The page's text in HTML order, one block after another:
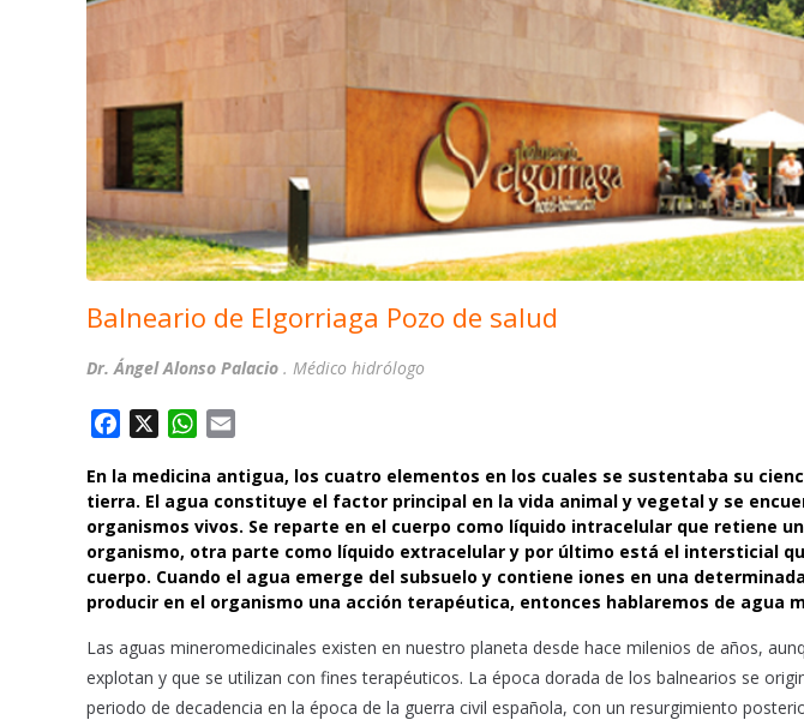
Balneario de Elgorriaga Pozo de salud
Dr. Ángel Alonso Palacio . Médico hidrólogo
c
e
b
o
o
W
a
t
s
A
p
a
i
l
En la medicina antigua, los cuatro elementos en los cuales se sustentaba su
tierra. El agua constituye el factor principal en la vida animal y vegetal y se
organismos vivos. Se reparte en el cuerpo como líquido intracelular que retiene
organismo, otra parte como líquido extracelular y por último está el intersticial
cuerpo. Cuando el agua emerge del subsuelo y contiene iones en una
producir en el organismo una acción terapéutica, entonces hablaremos de agua
Las aguas mineromedicinales existen en nuestro planeta desde hace milenios de años,
explotan y que se utilizan con fines terapéuticos. La época dorada de los balnearios se
periodo de decadencia en la época de la guerra civil española, con un resurgimiento